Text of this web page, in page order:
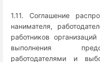
1.11. Соглашение
нанимателя,
работников
выполнения
работодателями и